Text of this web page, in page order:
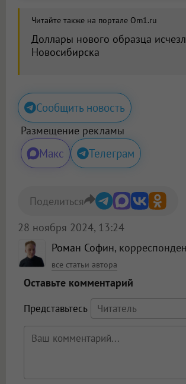
Читайте также на портале Om1.ru
Доллары нового образца
Новосибирска
Сообщить новость
Размещение рекламы
Макс Телеграм
Роман Софин,
все статьи автора
28 ноября 2024, 13:24
Поделиться
Оставьте комментарий
Представьтесь